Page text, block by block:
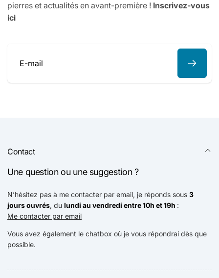
pierres et actualités en avant-première ! Inscrivez-vous
ici
E-
Contact
Une question ou une suggestion ?
N’hésitez pas à me contacter par email, je réponds sous 3
jours ouvrés, du lundi au vendredi entre 10h et 19h :
Me contacter par email
Vous avez également le chatbox où je vous répondrai dès que
possible.